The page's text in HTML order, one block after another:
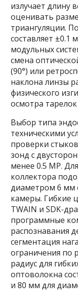
излучает длину
оценивать
триангуляции.
составляет ±0.1
модульных
смена
(90°) или
наклона линзы
физического
осмотра
Выбор типа
техническими
проверки
зонд с
менее 0.5 MP.
коллектора
диаметром 6 мм
камеры. Гибкие
TWAIN и SDK-
программные
распознавания
сегментация
ограничения по
радиус для
оптоволокна
и 80 мм для